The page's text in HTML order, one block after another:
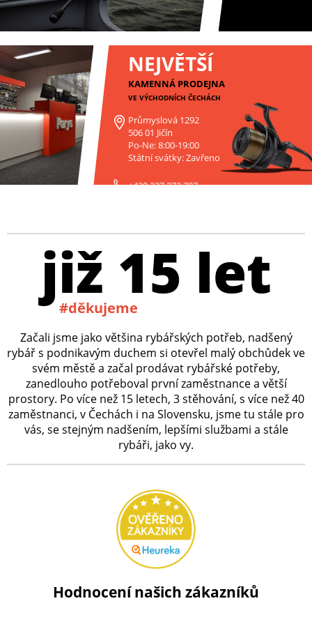
NEJVĚTŠÍ
KAMENNÁ PRODEJNA
VE VÝCHODNÍCH ČECHÁCH
Průmyslová 1292
506 01 Jičín
Po-Ne: 8:00-19:00
Státní svátky: Zavřeno
+420 227 272 797
již 15 let
#děkujeme
Začali jsme jako většina rybářských potřeb, nadšený
rybář s podnikavým duchem si otevřel malý obchůdek ve
svém městě a začal prodávat rybářské potřeby,
zanedlouho potřeboval první zaměstnance a větší
prostory. Po více než 15 letech, 3 stěhování, s více než 40
zaměstnanci, v Čechách i na Slovensku, jsme tu stále pro
vás, se stejným nadšením, lepšími službami a stále
rybáři, jako vy.
Hodnocení našich zákazníků